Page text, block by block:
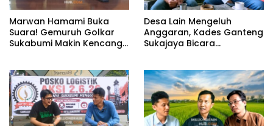
Marwan Hamami Buka
Suara! Gemuruh Golkar
Sukabumi Makin Kencang,
Desa Lain Mengeluh
Anggaran, Kades Ganteng
Sukajaya Bicara